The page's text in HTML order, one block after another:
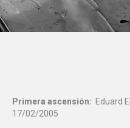
Primera ascensión: Eduard
17/02/2005